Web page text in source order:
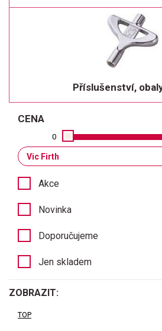
Příslušenství,
CENA
0
Akce
Novinka
Doporučujeme
Jen skladem
ZOBRAZIT:
TOP